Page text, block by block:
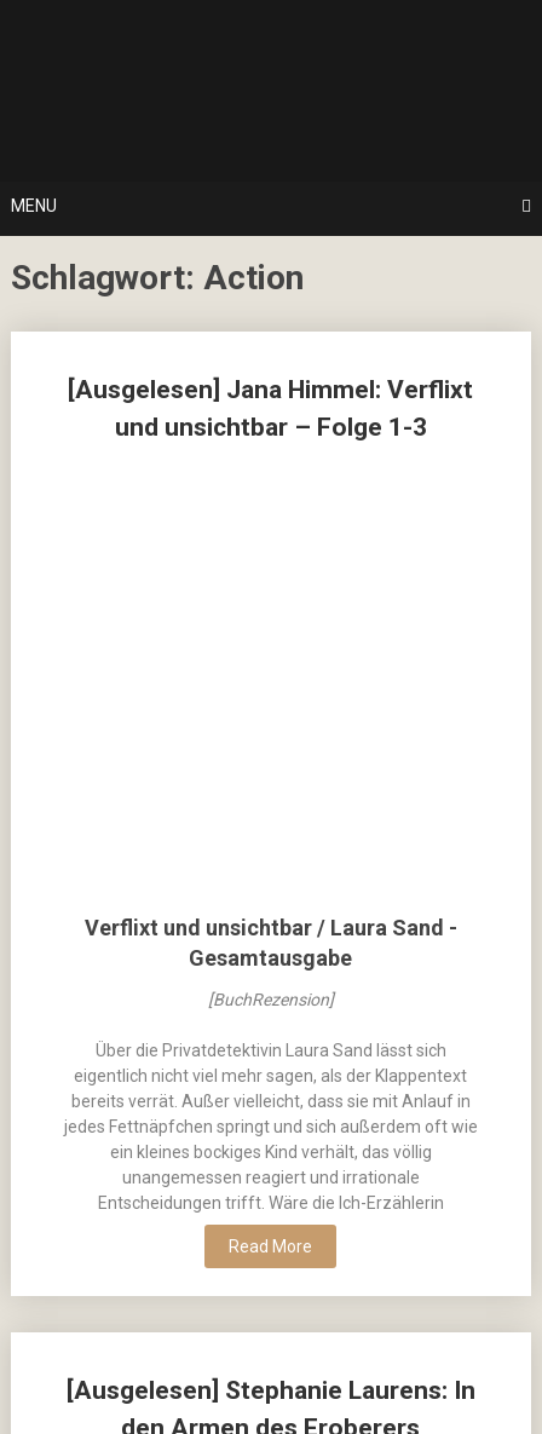
MENU
Schlagwort: Action
[Ausgelesen] Jana Himmel: Verflixt
und unsichtbar – Folge 1-3
Verflixt und unsichtbar / Laura Sand -
Gesamtausgabe
[BuchRezension]
Über die Privatdetektivin Laura Sand lässt sich
eigentlich nicht viel mehr sagen, als der Klappentext
bereits verrät. Außer vielleicht, dass sie mit Anlauf in
jedes Fettnäpfchen springt und sich außerdem oft wie
ein kleines bockiges Kind verhält, das völlig
unangemessen reagiert und irrationale
Entscheidungen trifft. Wäre die Ich-Erzählerin
Read More
[Ausgelesen] Stephanie Laurens: In
den Armen des Eroberers
navigation